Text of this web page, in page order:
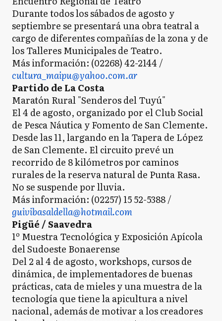
Durante todos los sábados de agosto y
septiembre se presentará una obra teatral a
cargo de diferentes compañías de la zona y de
los Talleres Municipales de Teatro.
Más información: (02268) 42-2144 /
cultura_maipu@yahoo.com.ar
Partido de La Costa
Maratón Rural "Senderos del Tuyú"
El 4 de agosto, organizado por el Club Social
de Pesca Náutica y Fomento de San Clemente.
Desde las 11, largando en la Tapera de López
de San Clemente. El circuito prevé un
recorrido de 8 kilómetros por caminos
rurales de la reserva natural de Punta Rasa.
No se suspende por lluvia.
Más información: (02257) 15 52-5388 /
guivibasaldella@hotmail.com
Pigüé / Saavedra
1º Muestra Tecnológica y Exposición Apícola
del Sudoeste Bonaerense
Del 2 al 4 de agosto, workshops, cursos de
dinámica, de implementadores de buenas
prácticas, cata de mieles y una muestra de la
tecnología que tiene la apicultura a nivel
nacional, además de motivar a los creadores